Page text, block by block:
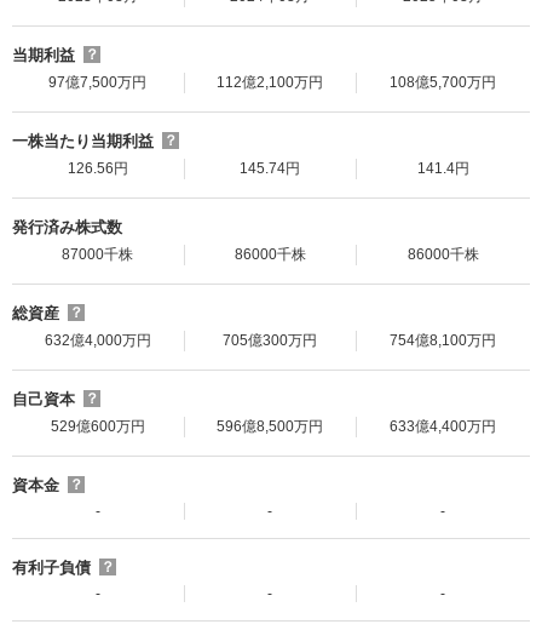
当期利益
？
97億7,500万円
112億2,100万円 108億5,700万円
一株当たり当期利益
？
126.56円
145.74円 141.4円
発行済み株式数
87000千株 86000千株 86000千株
総資産
？
632億4,000万円
705億300万円 754億8,100万円
自己資本
？
529億600万円
596億8,500万円 633億4,400万円
資本金
？
-
- -
有利子負債
？
-
- -